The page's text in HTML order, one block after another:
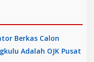
Berkas Calon
Adalah OJK Pusat